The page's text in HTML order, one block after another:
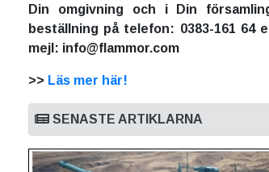
Din omgivning och i Din
beställning på telefon: 0383-161 64
mejl: info@flammor.com
>> Läs mer här!
SENASTE ARTIKLARNA